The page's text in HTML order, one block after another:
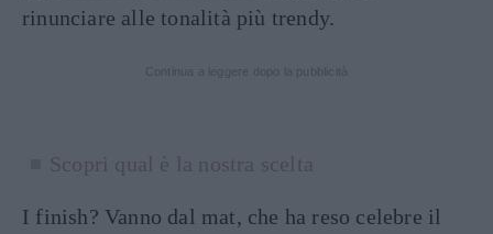
rinunciare alle tonalità più trendy.
Scopri qual è la nostra scelta
I finish? Vanno dal mat, che ha reso celebre il